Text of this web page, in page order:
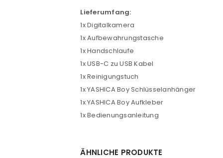
Lieferumfang:
1x Digitalkamera
1x Aufbewahrungstasche
1x Handschlaufe
1x USB-C zu USB Kabel
1x Reinigungstuch
1x YASHICA Boy Schlüsselanhänger
1x YASHICA Boy Aufkleber
1x Bedienungsanleitung
ÄHNLICHE PRODUKTE